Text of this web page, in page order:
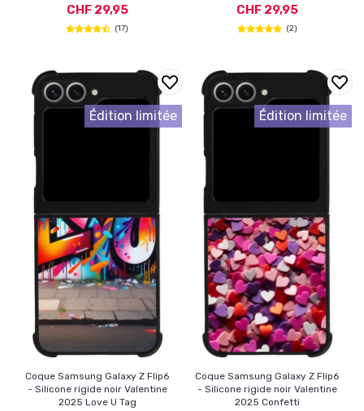
CHF 29,95
(17)
CHF 29,95
(2)
Coque Samsung Galaxy Z Flip6
- Silicone rigide noir Valentine
2025 Love U Tag
Édition limitée
Coque Samsung Galaxy Z Flip6
- Silicone rigide noir Valentine
2025 Confetti
Édition limitée